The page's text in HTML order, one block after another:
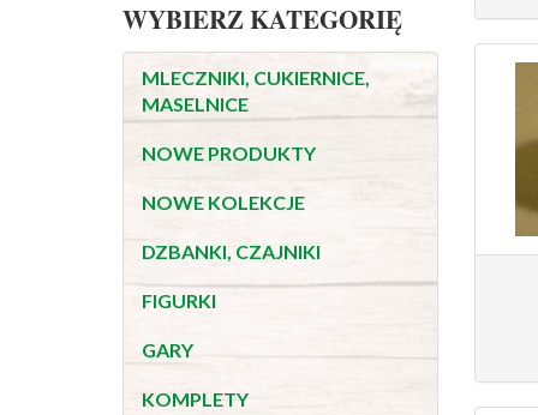
WYBIERZ KATEGORIĘ
MLECZNIKI, CUKIERNICE,
MASELNICE
NOWE PRODUKTY
NOWE KOLEKCJE
DZBANKI, CZAJNIKI
FIGURKI
GARY
KOMPLETY